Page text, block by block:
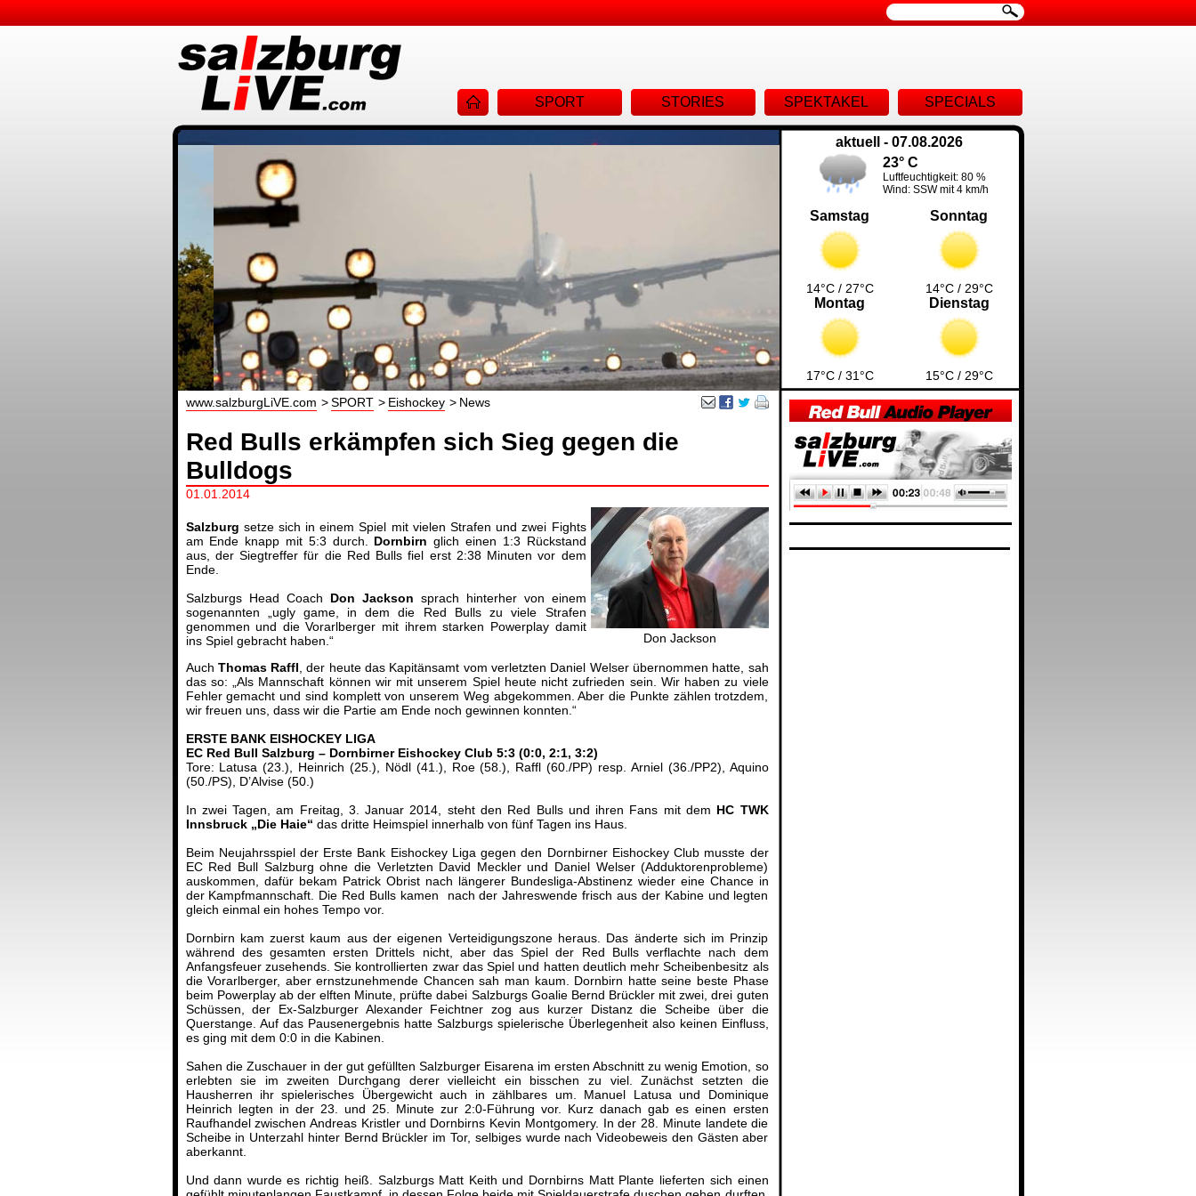
Navigation
überspringen
SPORT STORIES SPEKTAKEL SPECIALS
aktuell - 07.08.2026
23° C
Luftfeuchtigkeit: 80 %
Wind: SSW mit 4 km/h
Samstag
14°C / 27°C
Sonntag
14°C / 29°C
Montag
17°C / 31°C
Dienstag
15°C / 29°C
www.salzburgLiVE.com
SPORT Eishockey News
Red Bulls erkämpfen sich Sieg gegen die
Bulldogs
01.01.2014
Don Jackson
Salzburg setze sich in einem Spiel mit vielen Strafen und zwei Fights
am Ende knapp mit 5:3 durch. Dornbirn glich einen 1:3 Rückstand
aus, der Siegtreffer für die Red Bulls fiel erst 2:38 Minuten vor dem
Ende.
Salzburgs Head Coach Don Jackson sprach hinterher von einem
sogenannten „ugly game, in dem die Red Bulls zu viele Strafen
genommen und die Vorarlberger mit ihrem starken Powerplay damit
ins Spiel gebracht haben.“
Auch Thomas Raffl , der heute das Kapitänsamt vom verletzten Daniel Welser übernommen hatte, sah
das so: „Als Mannschaft können wir mit unserem Spiel heute nicht zufrieden sein. Wir haben zu viele
Fehler gemacht und sind komplett von unserem Weg abgekommen. Aber die Punkte zählen trotzdem,
wir freuen uns, dass wir die Partie am Ende noch gewinnen konnten.“
ERSTE BANK EISHOCKEY LIGA
EC Red Bull Salzburg – Dornbirner Eishockey Club 5:3 (0:0, 2:1, 3:2)
Tore: Latusa (23.), Heinrich (25.), Nödl (41.), Roe (58.), Raffl (60./PP) resp. Arniel (36./PP2), Aquino
(50./PS), D’Alvise (50.)
In zwei Tagen, am Freitag, 3. Januar 2014, steht den Red Bulls und ihren Fans mit dem HC TWK
Innsbruck „Die Haie“ das dritte Heimspiel innerhalb von fünf Tagen ins Haus.
Beim Neujahrsspiel der Erste Bank Eishockey Liga gegen den Dornbirner Eishockey Club musste der
EC Red Bull Salzburg ohne die Verletzten David Meckler und Daniel Welser (Adduktorenprobleme)
auskommen, dafür bekam Patrick Obrist nach längerer Bundesliga-Abstinenz wieder eine Chance in
der Kampfmannschaft. Die Red Bulls kamen nach der Jahreswende frisch aus der Kabine und legten
gleich einmal ein hohes Tempo vor.
Dornbirn kam zuerst kaum aus der eigenen Verteidigungszone heraus. Das änderte sich im Prinzip
während des gesamten ersten Drittels nicht, aber das Spiel der Red Bulls verflachte nach dem
Anfangsfeuer zusehends. Sie kontrollierten zwar das Spiel und hatten deutlich mehr Scheibenbesitz als
die Vorarlberger, aber ernstzunehmende Chancen sah man kaum. Dornbirn hatte seine beste Phase
beim Powerplay ab der elften Minute, prüfte dabei Salzburgs Goalie Bernd Brückler mit zwei, drei guten
Schüssen, der Ex-Salzburger Alexander Feichtner zog aus kurzer Distanz die Scheibe über die
Querstange. Auf das Pausenergebnis hatte Salzburgs spielerische Überlegenheit also keinen Einfluss,
es ging mit dem 0:0 in die Kabinen.
Sahen die Zuschauer in der gut gefüllten Salzburger Eisarena im ersten Abschnitt zu wenig Emotion, so
erlebten sie im zweiten Durchgang derer vielleicht ein bisschen zu viel. Zunächst setzten die
Hausherren ihr spielerisches Übergewicht auch in zählbares um. Manuel Latusa und Dominique
Heinrich legten in der 23. und 25. Minute zur 2:0-Führung vor. Kurz danach gab es einen ersten
Raufhandel zwischen Andreas Kristler und Dornbirns Kevin Montgomery. In der 28. Minute landete die
Scheibe in Unterzahl hinter Bernd Brückler im Tor, selbiges wurde nach Videobeweis den Gästen aber
aberkannt.
Und dann wurde es richtig heiß. Salzburgs Matt Keith und Dornbirns Matt Plante lieferten sich einen